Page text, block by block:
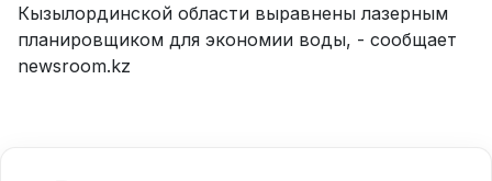
Кызылординской области выравнены лазерным
планировщиком для экономии воды, - сообщает
newsroom.kz